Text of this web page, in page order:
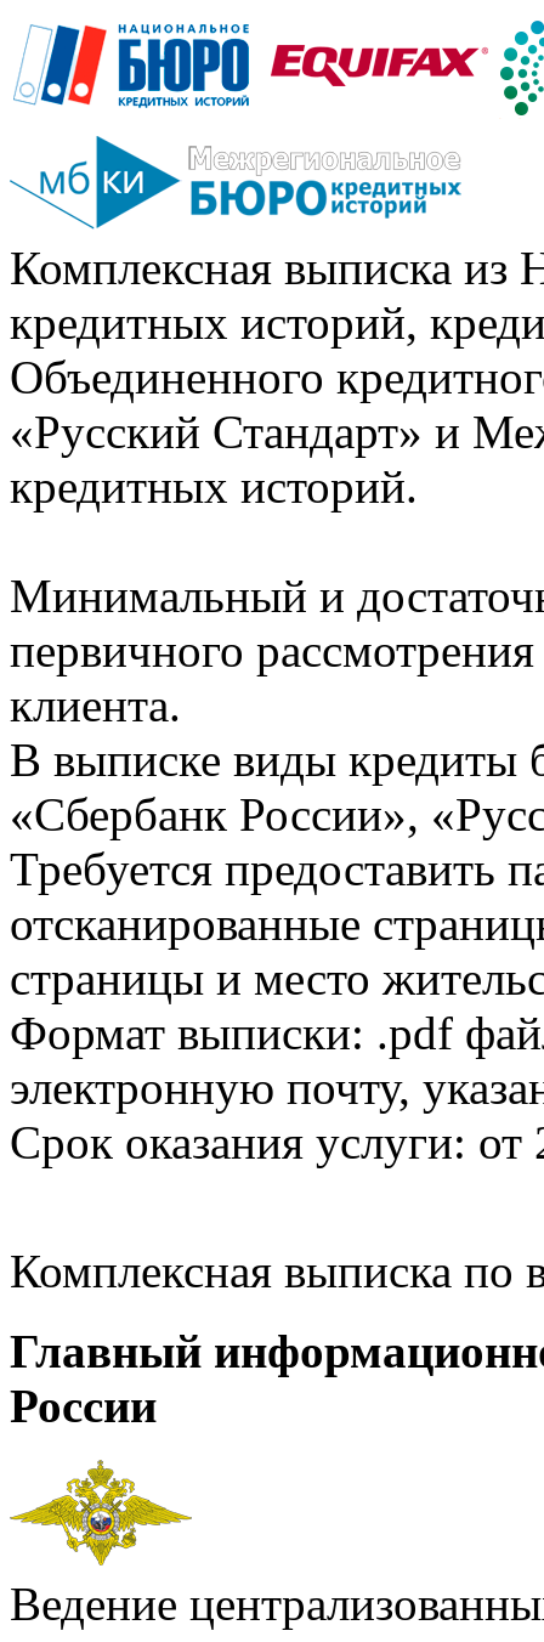
Комплексная выписка из
кредитных историй,
Объединенного
«Русский Стандарт» и
кредитных историй.
Минимальный и
первичного
клиента.
В выписке виды кредиты
«Сбербанк России»,
Требуется предоставить
отсканированные
страницы и место
Формат выписки: .pdf
электронную почту,
Срок оказания услуги: от
Комплексная выписка
Главный
России
Ведение